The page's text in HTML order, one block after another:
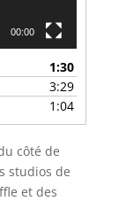
00:00
1:30
3:29
1:04
côté de
studios de
et des